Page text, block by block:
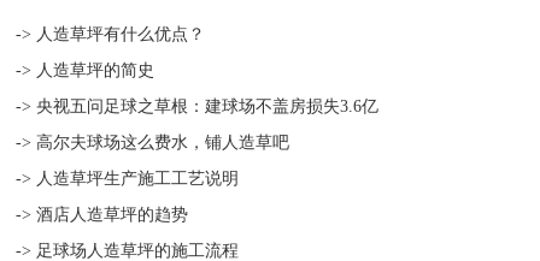
-> 人造草坪有什么优点？
-> 人造草坪的简史
-> 央视五问足球之草根：建球场不盖房损失3.6亿
-> 高尔夫球场这么费水，铺人造草吧
-> 人造草坪生产施工工艺说明
-> 酒店人造草坪的趋势
-> 足球场人造草坪的施工流程